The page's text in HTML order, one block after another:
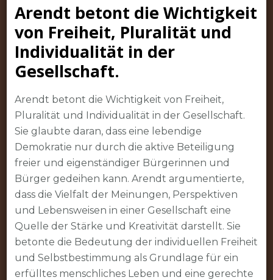
Arendt betont die Wichtigkeit
von Freiheit, Pluralität und
Individualität in der
Gesellschaft.
Arendt betont die Wichtigkeit von Freiheit,
Pluralität und Individualität in der Gesellschaft.
Sie glaubte daran, dass eine lebendige
Demokratie nur durch die aktive Beteiligung
freier und eigenständiger Bürgerinnen und
Bürger gedeihen kann. Arendt argumentierte,
dass die Vielfalt der Meinungen, Perspektiven
und Lebensweisen in einer Gesellschaft eine
Quelle der Stärke und Kreativität darstellt. Sie
betonte die Bedeutung der individuellen Freiheit
und Selbstbestimmung als Grundlage für ein
erfülltes menschliches Leben und eine gerechte